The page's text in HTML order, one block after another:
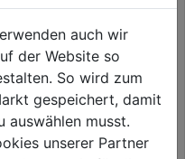
auch wir
der Website so
So wird zum
gespeichert, damit
auswählen musst.
unserer Partner